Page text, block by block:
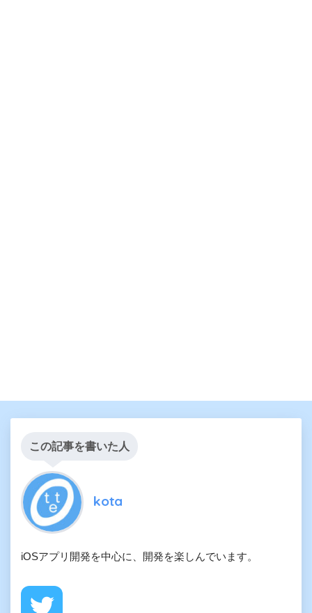
この記事を書いた人
kota
iOSアプリ開発を中心に、開発を楽しんでいます。